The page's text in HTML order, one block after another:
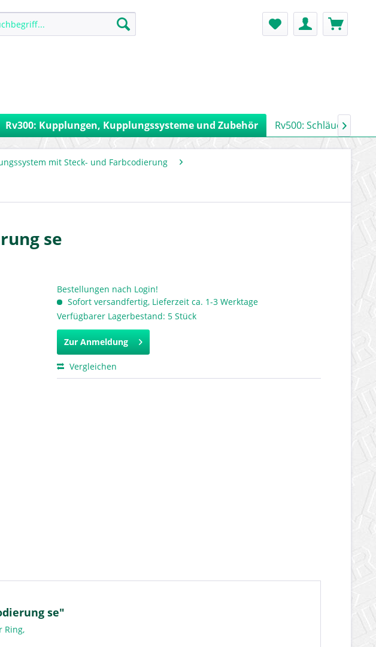
Rv300: Kupplungen, Kupplungssysteme und Zubehör Rv500: Schläuche,

mit Steck- und Farbcodierung
se
Bestellungen nach Login!
Sofort versandfertig, Lieferzeit ca. 1-3 Werktage
Verfügbarer Lagerbestand: 5 Stück
Zur Anmeldung
Vergleichen
se"
Ring,